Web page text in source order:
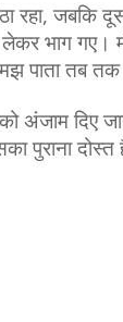
रहा, जबकि
लेकर भाग
तब तक
अंजाम दिए
पुराना